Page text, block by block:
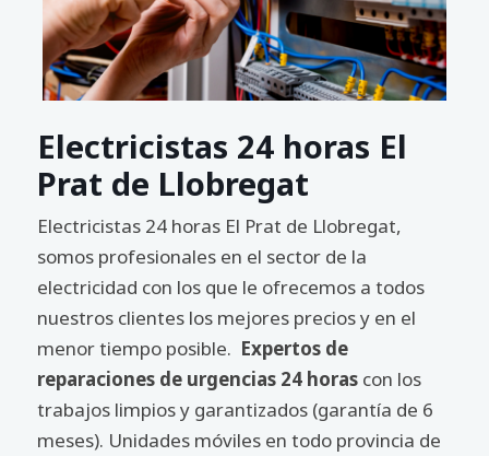
Electricistas 24 horas El
Prat de Llobregat
Electricistas 24 horas El Prat de Llobregat,
somos profesionales en el sector de la
electricidad con los que le ofrecemos a todos
nuestros clientes los mejores precios y en el
menor tiempo posible. Expertos de
reparaciones de urgencias 24 horas con los
trabajos limpios y garantizados (garantía de 6
meses). Unidades móviles en todo provincia de